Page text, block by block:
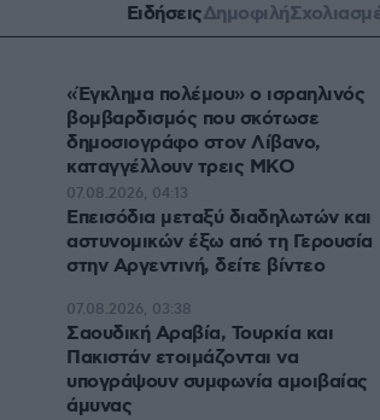
ΕιδήσειςΔημοφιλή
«Έγκλημα πολέμου» ο ισραηλινός
βομβαρδισμός που σκότωσε
δημοσιογράφο στον Λίβανο,
καταγγέλλουν τρεις ΜΚΟ
Επεισόδια μεταξύ διαδηλωτών και
αστυνομικών έξω από τη Γερουσία
στην Αργεντινή, δείτε βίντεο
07.08.2026, 04:13
Σαουδική Αραβία, Τουρκία και
Πακιστάν ετοιμάζονται να
υπογράψουν συμφωνία αμοιβαίας
άμυνας
07.08.2026, 03:38